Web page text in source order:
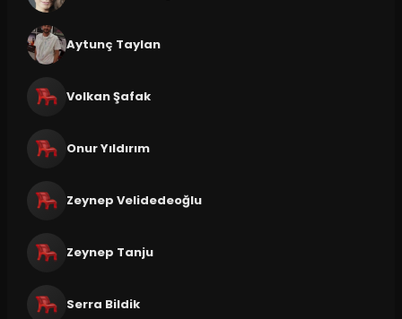
Aytunç Taylan
Volkan Şafak
Onur Yıldırım
Zeynep Velidedeoğlu
Zeynep Tanju
Serra Bildik